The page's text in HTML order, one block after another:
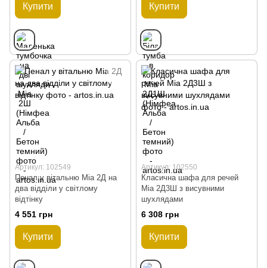
Купити Купити
Артикул: 102549
Пенал у вітальню Mia 2Д на
два відділи у світлому
відтінку
4 551 грн
Купити
Артикул: 102550
Класична шафа для речей
Mia 2Д3Ш з висувними
шухлядами
6 308 грн
Купити